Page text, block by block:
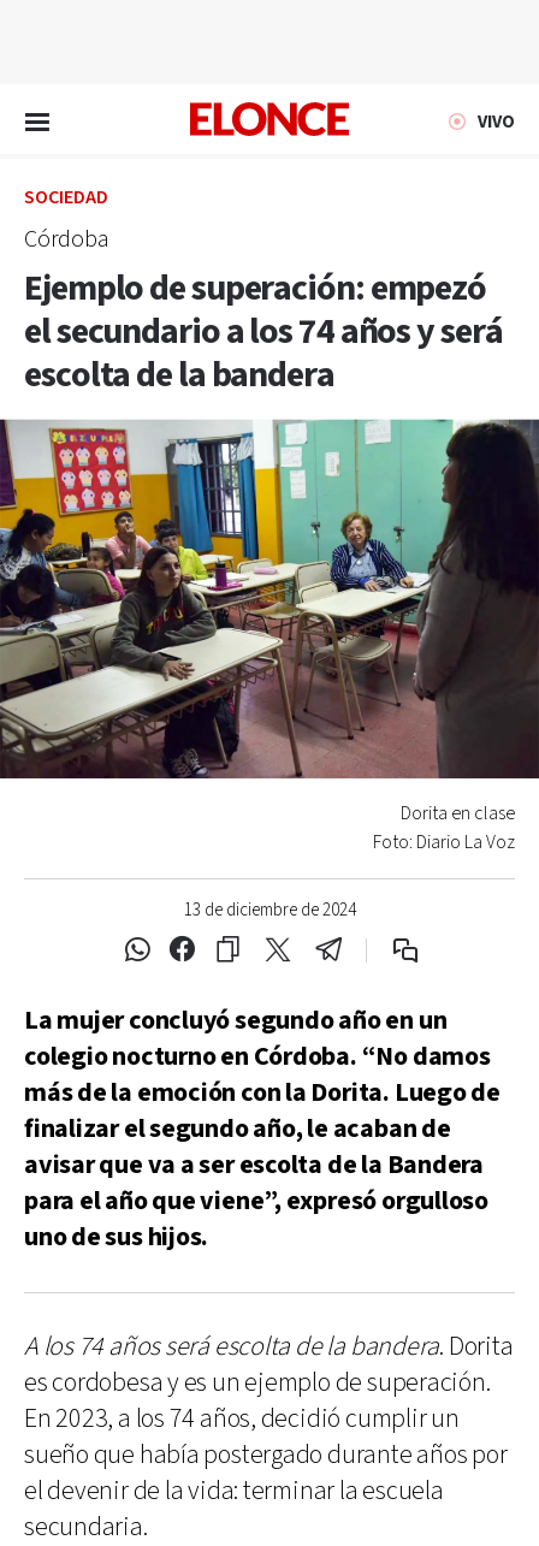
VIVO
SOCIEDAD
Córdoba
Ejemplo de superación: empezó
el secundario a los 74 años y será
escolta de la bandera
13 de diciembre de 2024
Dorita en clase
Foto: Diario La Voz
La mujer concluyó segundo año en un
colegio nocturno en Córdoba. “No damos
más de la emoción con la Dorita. Luego de
finalizar el segundo año, le acaban de
avisar que va a ser escolta de la Bandera
para el año que viene”, expresó orgulloso
uno de sus hijos.
A los 74 años será escolta de la bandera. Dorita
es cordobesa y es un ejemplo de superación.
En 2023, a los 74 años, decidió cumplir un
sueño que había postergado durante años por
el devenir de la vida: terminar la escuela
secundaria.